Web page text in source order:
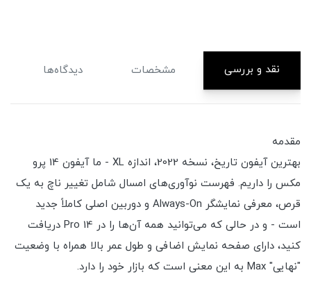
نقد و بررسی مشخصات دیدگاه‌ها
مقدمه
بهترین آیفون تاریخ، نسخه 2022، اندازه XL - ما آیفون 14 پرو
مکس را داریم. فهرست نوآوری‌های امسال شامل تغییر ناچ به یک
قرص، معرفی نمایشگر Always-On و دوربین اصلی کاملاً جدید
است - و در حالی که می‌توانید همه آن‌ها را در 14 Pro دریافت
کنید، دارای صفحه نمایش اضافی و طول عمر بالا همراه با وضعیت
"نهایی" Max به این معنی است که بازار خود را دارد.